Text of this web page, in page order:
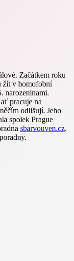
Začátkem roku
žít v homofobní
narozeninami.
pracuje na
odlišují. Jeho
spolek Prague
sbarvouven.cz.